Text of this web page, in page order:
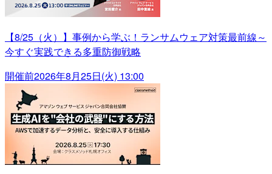
【8/25（火）】事例から学ぶ！ランサムウェア対策最前線～
今すぐ実践できる多重防御戦略
開催前2026年8月25日(火) 13:00